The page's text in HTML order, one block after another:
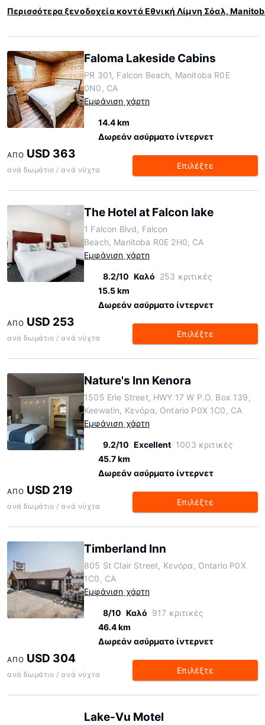
Περισσότερα ξενοδοχεία κοντά Εθνική Λίμνη Σόαλ,
Faloma Lakeside Cabins
PR 301, Falcon Beach, Manitoba R0E
0N0, CA
Εμφάνιση χάρτη
14.4 km
Δωρεάν ασύρματο ίντερνετ
ΑΠΌ USD 363
ανά δωμάτιο / ανά νύχτα Επιλέξτε
The Hotel at Falcon lake
1 Falcon Blvd, Falcon
Beach, Manitoba R0E 2H0, CA
Εμφάνιση χάρτη
8.2/10 Καλό 253 κριτικές
15.5 km
Δωρεάν ασύρματο ίντερνετ
ΑΠΌ USD 253
ανά δωμάτιο / ανά νύχτα Επιλέξτε
Nature's Inn Kenora
1505 Erie Street, HWY 17 W P.O. Box 139,
Keewatin, Κενόρα, Ontario P0X 1C0, CA
Εμφάνιση χάρτη
9.2/10 Excellent 1003 κριτικές
45.7 km
Δωρεάν ασύρματο ίντερνετ
ΑΠΌ USD 219
ανά δωμάτιο / ανά νύχτα Επιλέξτε
Timberland Inn
805 St Clair Street, Κενόρα, Ontario P0X
1C0, CA
Εμφάνιση χάρτη
8/10 Καλό 917 κριτικές
46.4 km
Δωρεάν ασύρματο ίντερνετ
ΑΠΌ USD 304
ανά δωμάτιο / ανά νύχτα Επιλέξτε
Lake-Vu Motel